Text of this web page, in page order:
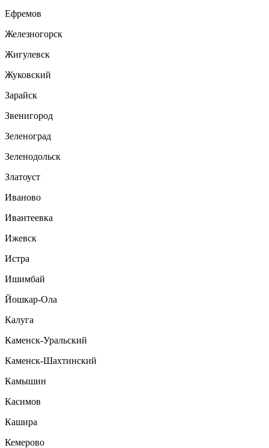
Ефремов
Железногорск
Жигулевск
Жуковский
Зарайск
Звенигород
Зеленоград
Зеленодольск
Златоуст
Иваново
Ивантеевка
Ижевск
Истра
Ишимбай
Йошкар-Ола
Калуга
Каменск-Уральский
Каменск-Шахтинский
Камышин
Касимов
Кашира
Кемерово